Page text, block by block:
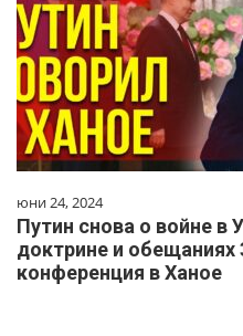
юни 24, 2024
Путин снова о войне в
доктрине и обещаниях
конференция в Ханое